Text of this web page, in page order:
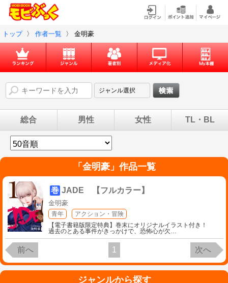
トップ 〉 作者一覧 〉 金明豪
総合 男性 女性 TL・BL
「 金明豪」作品一覧
巻 JADE 【フルカラー】
金明豪
青年
アクション・冒険
【電子書籍版限定特典】巻末にオリジナルイラスト付き！
過去のとある事件がきっかけで、恐怖心が欠…
前へ 1 次へ
ジャンルから探す